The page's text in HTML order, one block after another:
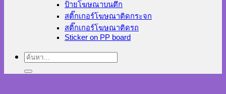
ป้ายโฆษณาบนตึก
สติ๊กเกอร์โฆษณาติดกระจก
สติ๊กเกอร์โฆษณาติดรถ
Sticker on PP board
ค้นหา: